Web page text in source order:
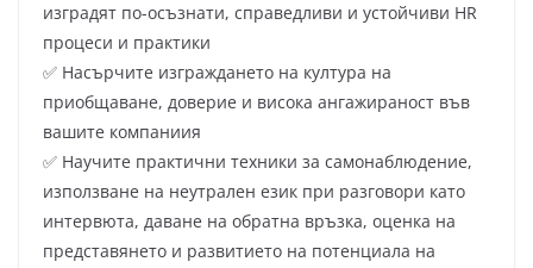
изградят по-осъзнати, справедливи и устойчиви HR
процеси и практики
✅ Насърчите изграждането на култура на
приобщаване, доверие и висока ангажираност във
вашите компаниия
✅ Научите практични техники за самонаблюдение,
използване на неутрален език при разговори като
интервюта, даване на обратна връзка, оценка на
представянето и развитието на потенциала на